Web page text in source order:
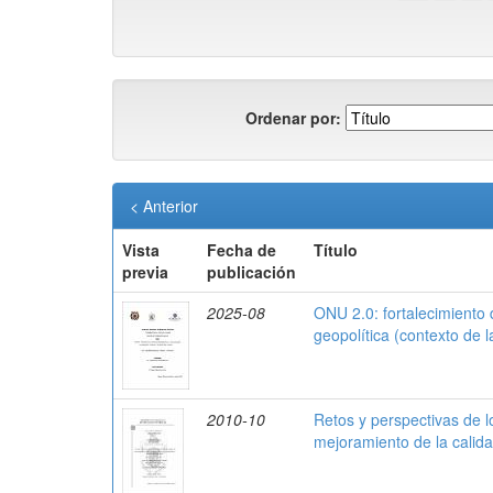
Ordenar por:
< Anterior
Vista
previa
Fecha de
publicación
Título
2025-08
ONU 2.0:
geopolítica (contexto de
2010-10
Retos y perspectivas de
mejoramiento de la